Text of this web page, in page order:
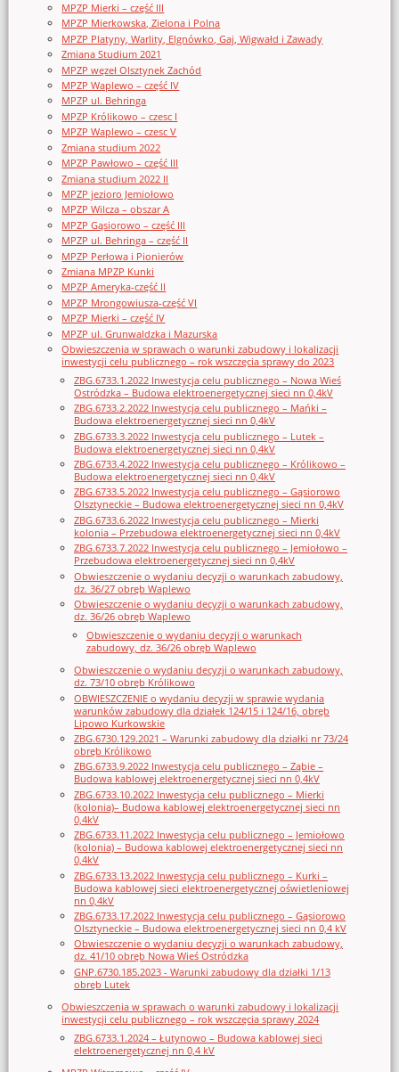
MPZP Mierki – część III
MPZP Mierkowska, Zielona i Polna
MPZP Platyny, Warlity, Elgnówko, Gaj, Wigwałd i Zawady
Zmiana Studium 2021
MPZP węzeł Olsztynek Zachód
MPZP Waplewo – część IV
MPZP ul. Behringa
MPZP Królikowo – czesc I
MPZP Waplewo – czesc V
Zmiana studium 2022
MPZP Pawłowo – część III
Zmiana studium 2022 II
MPZP jezioro Jemiołowo
MPZP Wilcza – obszar A
MPZP Gąsiorowo – część III
MPZP ul. Behringa – część II
MPZP Perłowa i Pionierów
Zmiana MPZP Kunki
MPZP Ameryka-część II
MPZP Mrongowiusza-część VI
MPZP Mierki – część IV
MPZP ul. Grunwaldzka i Mazurska
Obwieszczenia w sprawach o warunki zabudowy i lokalizacji
inwestycji celu publicznego – rok wszczęcia sprawy do 2023
ZBG.6733.1.2022 Inwestycja celu publicznego – Nowa Wieś
Ostródzka – Budowa elektroenergetycznej sieci nn 0,4kV
ZBG.6733.2.2022 Inwestycja celu publicznego – Mańki –
Budowa elektroenergetycznej sieci nn 0,4kV
ZBG.6733.3.2022 Inwestycja celu publicznego – Lutek –
Budowa elektroenergetycznej sieci nn 0,4kV
ZBG.6733.4.2022 Inwestycja celu publicznego – Królikowo –
Budowa elektroenergetycznej sieci nn 0,4kV
ZBG.6733.5.2022 Inwestycja celu publicznego – Gąsiorowo
Olsztyneckie – Budowa elektroenergetycznej sieci nn 0,4kV
ZBG.6733.6.2022 Inwestycja celu publicznego – Mierki
kolonia – Przebudowa elektroenergetycznej sieci nn 0,4kV
ZBG.6733.7.2022 Inwestycja celu publicznego – Jemiołowo –
Przebudowa elektroenergetycznej sieci nn 0,4kV
Obwieszczenie o wydaniu decyzji o warunkach zabudowy,
dz. 36/27 obręb Waplewo
Obwieszczenie o wydaniu decyzji o warunkach zabudowy,
dz. 36/26 obręb Waplewo
Obwieszczenie o wydaniu decyzji o warunkach
zabudowy, dz. 36/26 obręb Waplewo
Obwieszczenie o wydaniu decyzji o warunkach zabudowy,
dz. 73/10 obręb Królikowo
OBWIESZCZENIE o wydaniu decyzji w sprawie wydania
warunków zabudowy dla działek 124/15 i 124/16, obręb
Lipowo Kurkowskie
ZBG.6730.129.2021 – Warunki zabudowy dla działki nr 73/24
obręb Królikowo
ZBG.6733.9.2022 Inwestycja celu publicznego – Ząbie –
Budowa kablowej elektroenergetycznej sieci nn 0,4kV
ZBG.6733.10.2022 Inwestycja celu publicznego – Mierki
(kolonia)– Budowa kablowej elektroenergetycznej sieci nn
0,4kV
ZBG.6733.11.2022 Inwestycja celu publicznego – Jemiołowo
(kolonia) – Budowa kablowej elektroenergetycznej sieci nn
0,4kV
ZBG.6733.13.2022 Inwestycja celu publicznego – Kurki –
Budowa kablowej sieci elektroenergetycznej oświetleniowej
nn 0,4kV
ZBG.6733.17.2022 Inwestycja celu publicznego – Gąsiorowo
Olsztyneckie – Budowa elektroenergetycznej sieci nn 0,4 kV
Obwieszczenie o wydaniu decyzji o warunkach zabudowy,
dz. 41/10 obręb Nowa Wieś Ostródzka
GNP.6730.185.2023 - Warunki zabudowy dla działki 1/13
obręb Lutek
Obwieszczenia w sprawach o warunki zabudowy i lokalizacji
inwestycji celu publicznego – rok wszczęcia sprawy 2024
ZBG.6733.1.2024 – Łutynowo – Budowa kablowej sieci
elektroenergetycznej nn 0,4 kV